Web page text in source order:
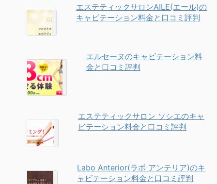
エステティックサロンAILE(エール)の
キャビテーション料金と口コミ評判
エルセーヌのキャビテーション料
金と口コミ評判
エステティックサロン ソシエのキャ
ビテーション料金と口コミ評判
Labo Anterior(ラボ アンテリア)のキ
ャビテーション料金と口コミ評判